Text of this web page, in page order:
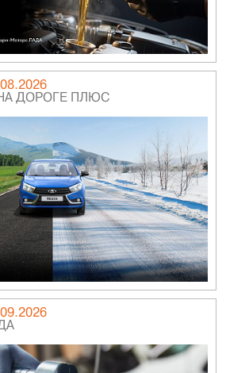
ДОРОГЕ ПЛЮС